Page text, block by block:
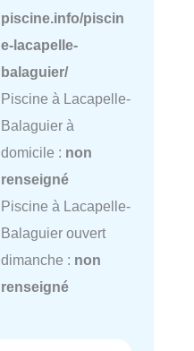
piscine.info/piscin
e-lacapelle-
balaguier/
Piscine à Lacapelle-
Balaguier à
domicile : non
renseigné
Piscine à Lacapelle-
Balaguier ouvert
dimanche : non
renseigné